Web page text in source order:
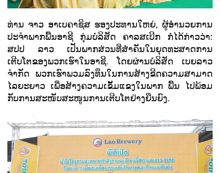
ທ່ານ ຈາວ ອາເບຄາຊິສ ຮອງປະທານໃຫຍ່, ຜູ້ອຳນວຍການ
ປະຈຳພາກພື້ນອາຊີ ກຸ່ມບໍລິສັດ ຄາລສເບີກ ກໍໄດ້ກ່າວວ່າ:
ສປປ ລາວ ເປັນພາກສ່ວນທີ່ສຳຄັນໃນຍຸດທະສາດການ
ເຕີບໂຕຂອງພວກເຮົາໃນອາຊີ. ໂດຍຜ່ານບໍລິສັດ ເບຍລາວ
ຈຳກັດ ພວກເຮົາພວມລົງທຶນໃນການສ້າງຂີດຄວາມສາມາດ
ໄລຍະຍາວ ເພື່ອສ້າງຄວາມເຂັ້ມແຂງໃນພາກ ພື້ນ ໄປພ້ອມ
ກັບການສະໜັບສະໜູນການເຕີບໂຕຢ່າງຍືນຍົງ.